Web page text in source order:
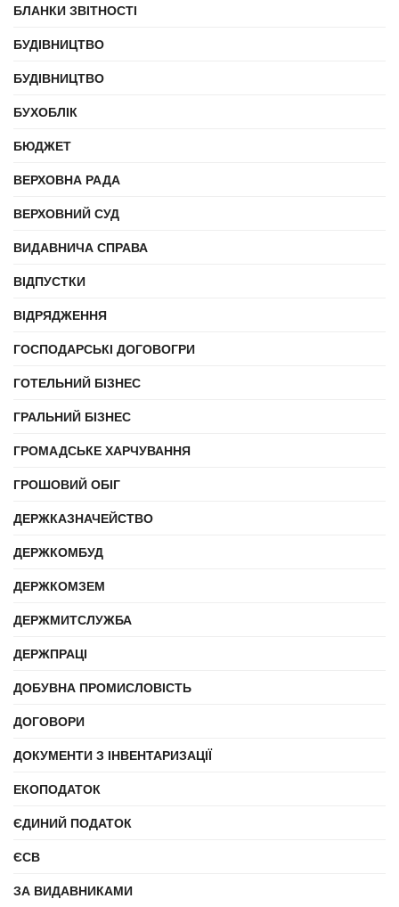
БЛАНКИ ЗВІТНОСТІ
БУДІВНИЦТВО
БУДІВНИЦТВО
БУХОБЛІК
БЮДЖЕТ
ВЕРХОВНА РАДА
ВЕРХОВНИЙ СУД
ВИДАВНИЧА СПРАВА
ВІДПУСТКИ
ВІДРЯДЖЕННЯ
ГОСПОДАРСЬКІ ДОГОВОГРИ
ГОТЕЛЬНИЙ БІЗНЕС
ГРАЛЬНИЙ БІЗНЕС
ГРОМАДСЬКЕ ХАРЧУВАННЯ
ГРОШОВИЙ ОБІГ
ДЕРЖКАЗНАЧЕЙСТВО
ДЕРЖКОМБУД
ДЕРЖКОМЗЕМ
ДЕРЖМИТСЛУЖБА
ДЕРЖПРАЦІ
ДОБУВНА ПРОМИСЛОВІСТЬ
ДОГОВОРИ
ДОКУМЕНТИ З ІНВЕНТАРИЗАЦІЇ
ЕКОПОДАТОК
ЄДИНИЙ ПОДАТОК
ЄСВ
ЗА ВИДАВНИКАМИ